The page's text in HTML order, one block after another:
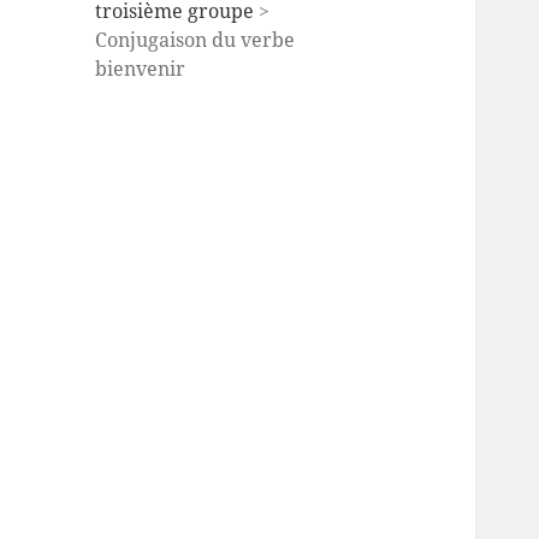
troisième groupe >
Conjugaison du verbe
bienvenir